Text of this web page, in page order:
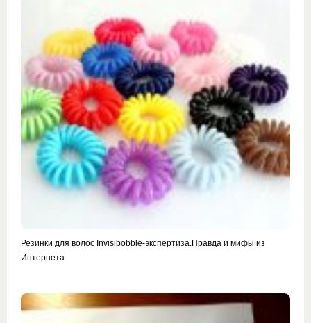
Резинки для волос Invisibobble-экспертиза.Правда и мифы из
Интернета